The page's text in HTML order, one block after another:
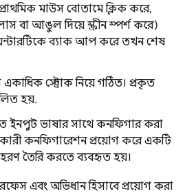
মাউস বোতামে ক্লিক করে,
বা আঙুল দিয়ে স্ক্রীন স্পর্শ করে)
ব্যাক আপ করে তখন শেষ
স্ট্রোক নিয়ে গঠিত। প্রকৃত
হয়.
ইনপুট ভাষার সাথে কনফিগার করা
কনফিগারেশন প্রয়োগ করে একটি
তৈরি করতে ব্যবহৃত হয়।
এবং অভিধান হিসাবে প্রয়োগ করা